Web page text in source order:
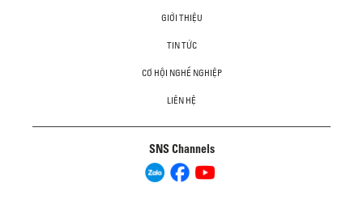
GIỚI THIỆU
TIN TỨC
CƠ HỘI NGHỀ NGHIỆP
LIÊN HỆ
SNS Channels